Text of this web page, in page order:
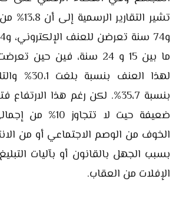
ما بين 15 و 24 سنة، فين حين
لهذا العنف
بنسبة 35،7%. لكن رغم هذا
ضعيفة حيت لا
الخوف من الوصم الاجتماعي أو من
بسبب الجهل بالقانون أو بآليات
الإفلات من العقاب.